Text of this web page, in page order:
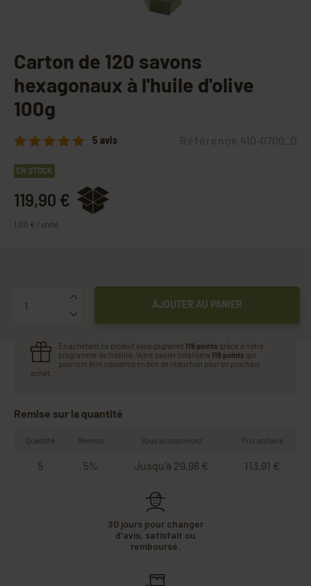
Carton de 120 savons
hexagonaux à l'huile d'olive
100g
5 avis Référence 410-0700_O
EN STOCK
119,90 €
1,00 € / unité
AJOUTER AU PANIER
En achetant ce produit vous gagnerez 119 points grâce à notre
programme de fidélité. Votre panier totalisera 119 points qui
pourront être convertis en bon de réduction pour un prochain
achat.
Remise sur la quantité
Quantité Remise Vous économisez Prix unitaire
5 5% Jusqu'à 29,98 € 113,91 €
30 jours pour changer
d'avis, satisfait ou
remboursé.